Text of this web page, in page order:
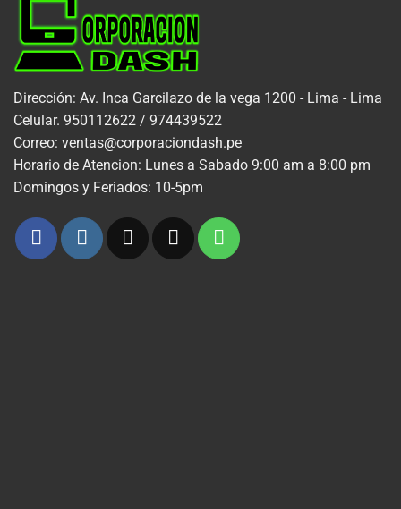
Dirección: Av. Inca Garcilazo de la vega 1200 - Lima - Lima
Celular. 950112622 / 974439522
Correo: ventas@corporaciondash.pe
Horario de Atencion: Lunes a Sabado 9:00 am a 8:00 pm
Domingos y Feriados: 10-5pm